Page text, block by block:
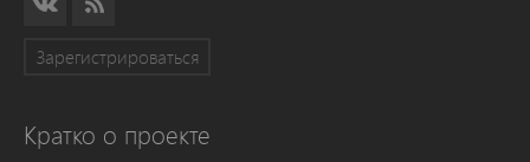
Зарегистрироваться
Кратко о проекте